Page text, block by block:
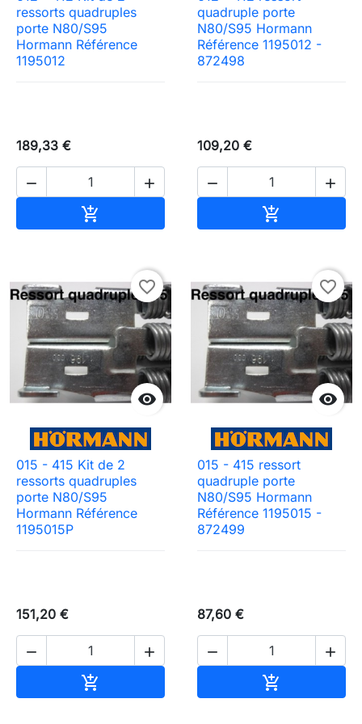
ressorts quadruples
porte N80/S95
Hormann Référence
1195012
189,33 €
 

quadruple porte
N80/S95 Hormann
Référence 1195012 -
872498
109,20 €
 


favorite_border
015 - 415 Kit de 2
ressorts quadruples
porte N80/S95
Hormann Référence
1195015P
151,20 €
 


favorite_border
015 - 415 ressort
quadruple porte
N80/S95 Hormann
Référence 1195015 -
872499
87,60 €
 
